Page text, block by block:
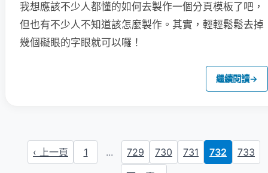
我想應該不少人都懂的如何去製作一個分頁模板了吧，
但也有不少人不知道該怎麼製作。其實，輕輕鬆鬆去掉
幾個礙眼的字眼就可以囉！
繼續閱讀→
‹ 上一頁 1 ... 729 730 731 732
733